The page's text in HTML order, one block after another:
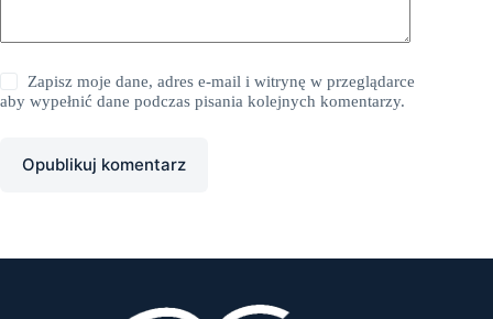
Zapisz moje dane, adres e-mail i witrynę w przeglądarce
aby wypełnić dane podczas pisania kolejnych komentarzy.
Opublikuj komentarz